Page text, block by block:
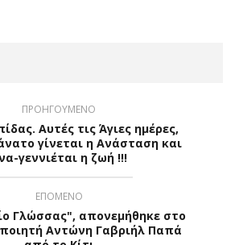
ΠΡΟΗΓΟΥΜΕΝΟ
Αυτές τις Άγιες ημέρες,
γίνεται η Ανάσταση και
γεννιέται η ζωή !!!
ΕΠΟΜΕΝΟ
Γλώσσας", απονεμήθηκε στο
Αντώνη Γαβριήλ Παπά